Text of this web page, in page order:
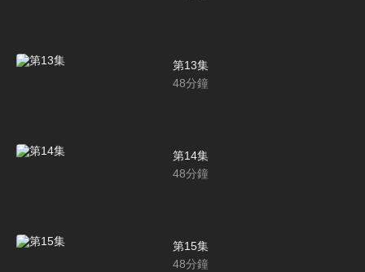
第13集
48分鐘
第14集
48分鐘
第15集
48分鐘